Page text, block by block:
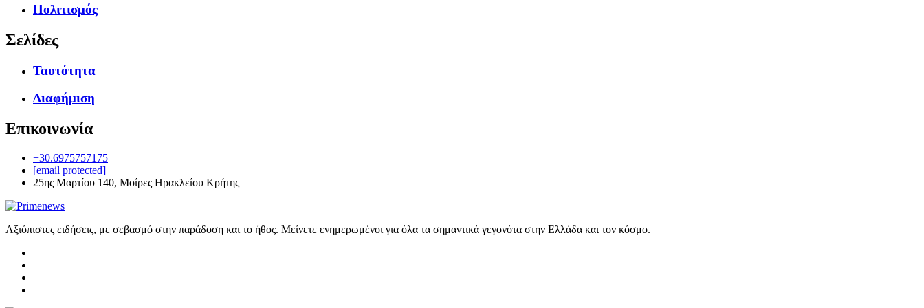
Πολιτισμός
Σελίδες
Ταυτότητα
Διαφήμιση
Επικοινωνία
+30.6975757175
[email protected]
25ης Μαρτίου 140, Μοίρες Ηρακλείου Κρήτης
Αξιόπιστες ειδήσεις, με σεβασμό στην παράδοση και το ήθος. Μείνετε ενημερωμένοι για όλα τα σημαντικά γεγονότα στην Ελλάδα και τον κόσμο.